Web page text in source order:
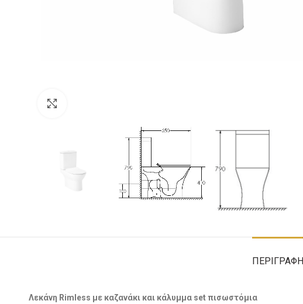
ΠΕΡΙΓΡΑΦΉ
Λεκάνη Rimless με καζανάκι και κάλυμμα set πισωστόμια